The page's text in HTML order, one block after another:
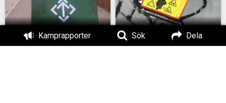
Kamprapporter Sök Dela
Basaktivism i Borgholm Klistermärken i Tranås